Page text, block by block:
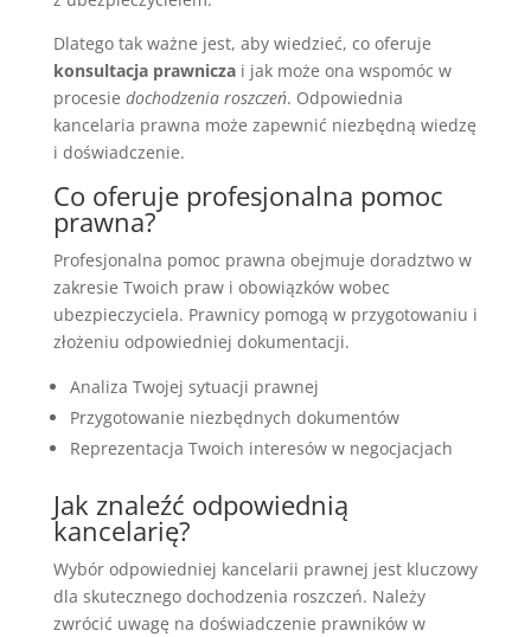
Dlatego tak ważne jest, aby wiedzieć, co oferuje
konsultacja prawniczai jak może ona wspomóc w
procesie dochodzenia roszczeń. Odpowiednia
kancelaria prawna może zapewnić niezbędną wiedzę
i doświadczenie.
Co oferuje profesjonalna pomoc
prawna?
Profesjonalna pomoc prawna obejmuje doradztwo w
zakresie Twoich praw i obowiązków wobec
ubezpieczyciela. Prawnicy pomogą w przygotowaniu i
złożeniu odpowiedniej dokumentacji.
Analiza Twojej sytuacji prawnej
Przygotowanie niezbędnych dokumentów
Reprezentacja Twoich interesów w negocjacjach
Jak znaleźć odpowiednią
kancelarię?
Wybór odpowiedniej kancelarii prawnej jest kluczowy
dla skutecznego dochodzenia roszczeń. Należy
zwrócić uwagę na doświadczenie prawników w